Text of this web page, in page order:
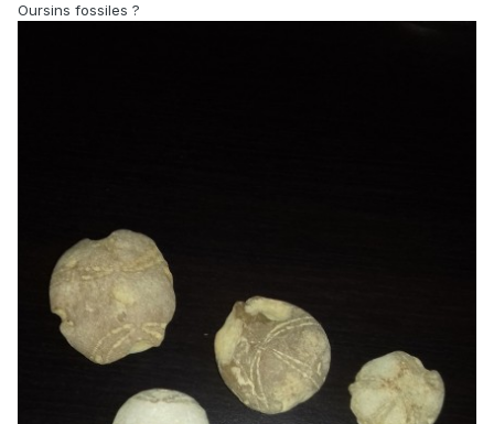
Oursins fossiles ?